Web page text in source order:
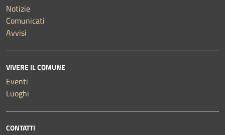
Notizie
Comunicati
Avvisi
VIVERE IL COMUNE
Eventi
Luoghi
CONTATTI